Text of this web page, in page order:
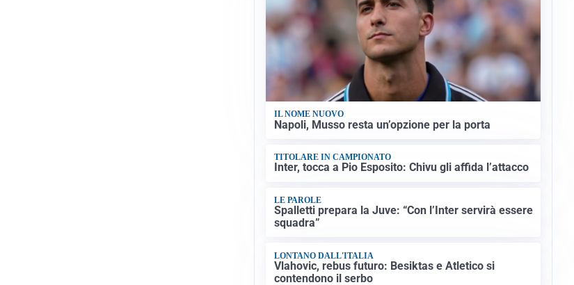
IL NOME NUOVO
Napoli, Musso resta un’opzione per la porta
TITOLARE IN CAMPIONATO
Inter, tocca a Pio Esposito: Chivu gli affida l’attacco
LE PAROLE
Spalletti prepara la Juve: “Con l’Inter servirà essere
squadra”
LONTANO DALL'ITALIA
Vlahovic, rebus futuro: Besiktas e Atletico si
contendono il serbo